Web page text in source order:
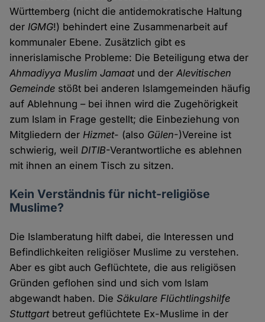
Württemberg (nicht die antidemokratische Haltung
der IGMG!) behindert eine Zusammenarbeit auf
kommunaler Ebene. Zusätzlich gibt es
innerislamische Probleme: Die Beteiligung etwa der
Ahmadiyya Muslim Jamaat und derAlevitischen
Gemeinde stößt bei anderen Islamgemeinden häufig
auf Ablehnung – bei ihnen wird die Zugehörigkeit
zum Islam in Frage gestellt; die Einbeziehung von
Mitgliedern der Hizmet- (also Gülen-)Vereine ist
schwierig, weil DITIB-Verantwortliche es ablehnen
mit ihnen an einem Tisch zu sitzen.
Kein Verständnis für nicht-religiöse
Muslime?
Die Islamberatung hilft dabei, die Interessen und
Befindlichkeiten religiöser Muslime zu verstehen.
Aber es gibt auch Geflüchtete, die aus religiösen
Gründen geflohen sind und sich vom Islam
abgewandt haben. DieSäkulare Flüchtlingshilfe
Stuttgartbetreut geflüchtete Ex-Muslime in der